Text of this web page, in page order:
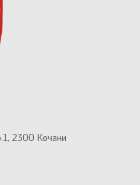
2300 Кочани